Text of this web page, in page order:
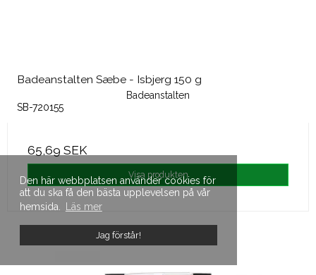
Den här webbplatsen använder cookies för
att du ska få den bästa upplevelsen på vår
hemsida.
Läs mer
Jag förstår!
Badeanstalten Sæbe - Isbjerg 150 g
Badeanstalten
SB-720155
65,69 SEK
Visa produkten